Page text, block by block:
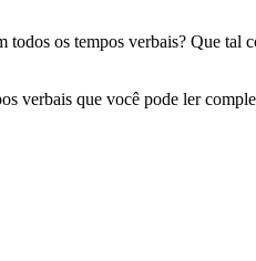
todos os tempos verbais? Que tal
verbais que você pode ler